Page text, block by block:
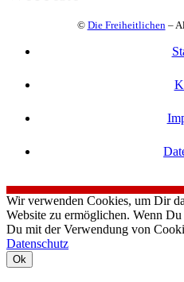
© Die Freiheitlichen–
Wir verwenden Cookies, um Dir
Website zu ermöglichen. Wenn
Du mit der Verwendung von
Datenschutz
Ok